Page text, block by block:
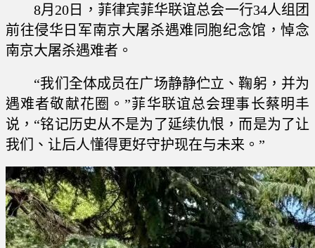
8月20日，菲律宾菲华联谊总会一行34人组团
前往侵华日军南京大屠杀遇难同胞纪念馆，悼念
南京大屠杀遇难者。
“我们全体成员在广场静静伫立、鞠躬，并为
遇难者敬献花圈。”菲华联谊总会理事长蔡明丰
说，“铭记历史从不是为了延续仇恨，而是为了让
我们、让后人懂得更好守护现在与未来。”